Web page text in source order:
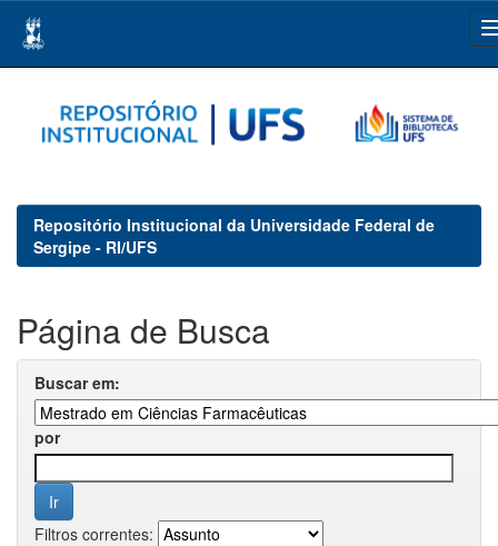
navigation
Repositório Institucional da Universidade Federal de
Sergipe - RI/UFS
Página de Busca
Buscar em:
por
Filtros correntes: